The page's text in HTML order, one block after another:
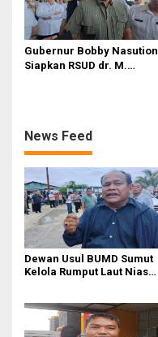
Gubernur Bobby Nasution
Siapkan RSUD dr. M.
News Feed
Dewan Usul BUMD Sumut
Kelola Rumput Laut Nias